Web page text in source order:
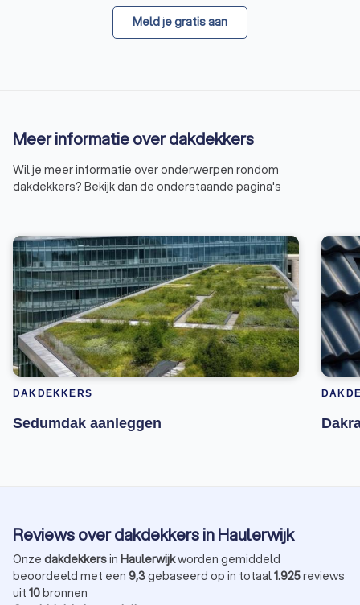
Meld je gratis aan
Meer informatie over dakdekkers
Wil je meer informatie over onderwerpen rondom
dakdekkers? Bekijk dan de onderstaande pagina's
DAKDEKKERS
Sedumdak aanleggen
Reviews over dakdekkers in Haulerwijk
Onze dakdekkersin Haulerwijkworden gemiddeld
beoordeeld met een 9,3gebaseerd op in totaal1.925reviews
uit 10bronnen